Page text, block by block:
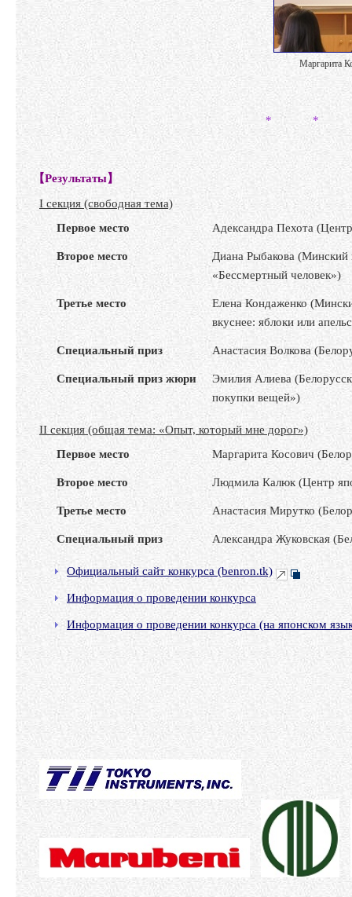
Маргарита
* *
【Результаты】
I секция (свободная тема)
Первое место
Адександра Пехота
Второе место
Диана Рыбакова (Минский
«Бессмертный человек»)
Третье место
Елена Кондаженко
вкуснее: яблоки или
Специальный приз Анастасия Волкова
Специальный приз жюри
Эмилия Алиева
покупки вещей»)
II секция (общая тема: «Опыт, который мне дорог»)
Первое место
Маргарита Косович
Второе место Людмила Калюк (Центр
Третье место Анастасия Мирутко
Специальный приз Александра Жуковская
Официальный сайт конкурса (benron.tk)
Информация о проведении конкурса
Информация о проведении конкурса (на японском